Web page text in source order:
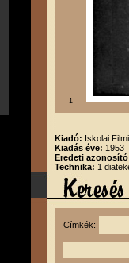
1
Kiadó: Iskolai
Kiadás éve: 1953
Eredeti
Technika: 1
Címkék: